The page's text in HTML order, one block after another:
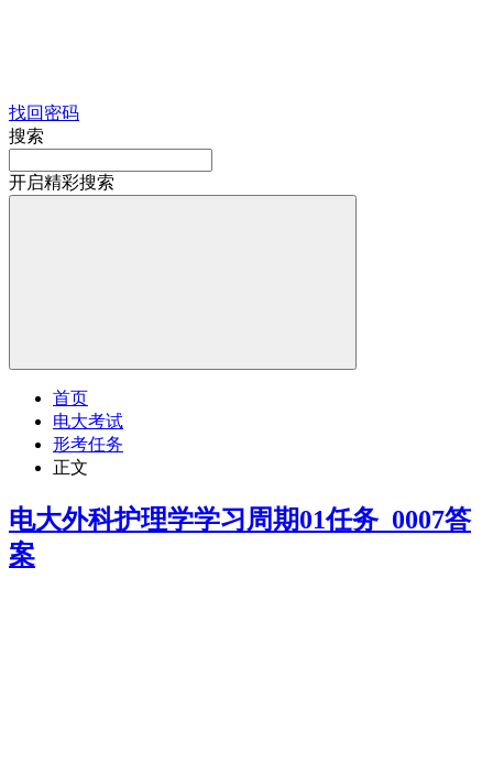
找回密码
搜索
开启精彩搜索
首页
电大考试
形考任务
正文
电大外科护理学学习周期01任务_0007答
案